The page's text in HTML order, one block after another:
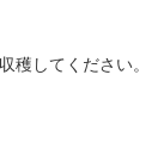
穫してください。